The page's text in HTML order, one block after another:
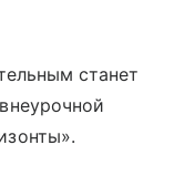
станет